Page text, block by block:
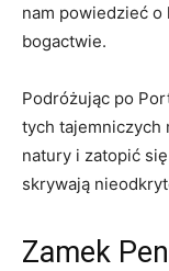
nam ‌powiedzieć ‍o
bogactwie.
Podróżując po
tych tajemniczych
natury i zatopić
skrywają
Zamek